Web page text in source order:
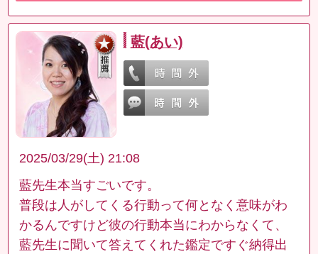
藍(あい)
2025/03/29(土) 21:08
藍先生本当すごいです。
普段は人がしてくる行動って何となく意味がわ
かるんですけど彼の行動本当にわからなくて、
藍先生に聞いて答えてくれた鑑定ですぐ納得出